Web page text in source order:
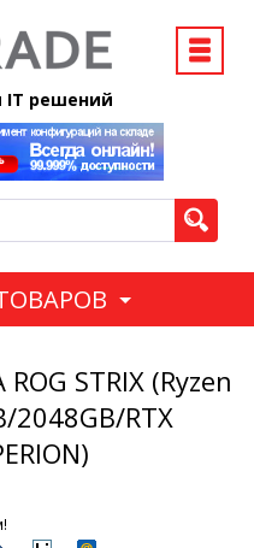
IT решений
STRIX (Ryzen
2048GB/RTX